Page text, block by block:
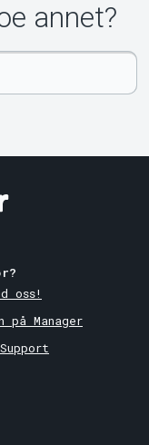
annet?
oss!
på Manager